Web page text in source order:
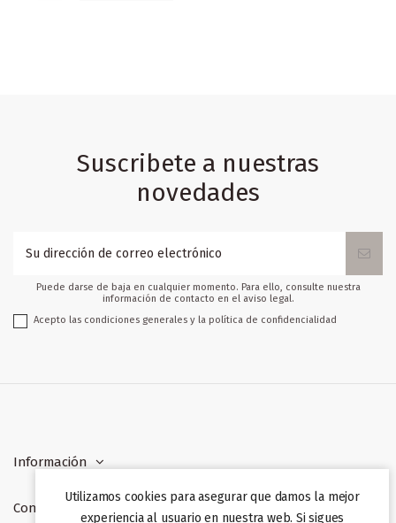
Suscribete a nuestras
novedades
Puede darse de baja en cualquier momento. Para ello, consulte nuestra
información de contacto en el aviso legal.
Acepto las condiciones generales y la política de confidencialidad
Información
Contacto
Utilizamos cookies para asegurar que damos la mejor
experiencia al usuario en nuestra web. Si sigues